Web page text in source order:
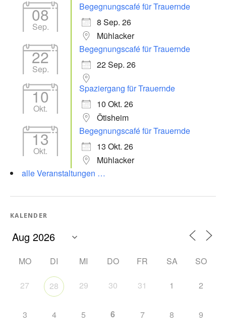
08
Sep.
Begegnungscafé für Trauernde
8 Sep. 26
Mühlacker
22
Sep.
Begegnungscafé für Trauernde
22 Sep. 26
10
Okt.
Spaziergang für Trauernde
10 Okt. 26
Ötisheim
13
Okt.
Begegnungscafé für Trauernde
13 Okt. 26
Mühlacker
alle Veranstaltungen …
KALENDER
MO DI MI DO FR SA SO
27 28 29 30 31 1 2
3 4 5 6 7 8 9